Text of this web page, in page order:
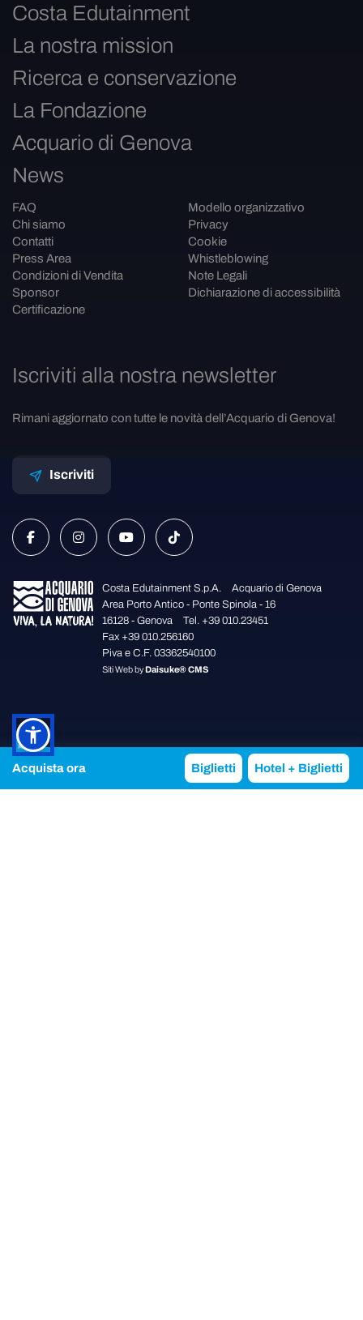
Costa Edutainment
La nostra mission
Ricerca e conservazione
La Fondazione
Acquario di Genova
News
FAQ
Chi siamo
Contatti
Press Area
Condizioni di Vendita
Sponsor
Certificazione
Modello organizzativo
Privacy
Cookie
Whistleblowing
Note Legali
Dichiarazione di accessibilità
Iscriviti alla nostra newsletter
Rimani aggiornato con tutte le novità dell’Acquario di Genova!
Iscriviti
Costa Edutainment S.p.A.
Acquario di Genova
Area Porto Antico - Ponte Spinola - 16
16128 - Genova
Tel. +39 010.23451
Fax +39 010.256160
Piva e C.F. 03362540100
Siti WebbyDaisuke® CMS
Acquista ora Biglietti Hotel + Biglietti